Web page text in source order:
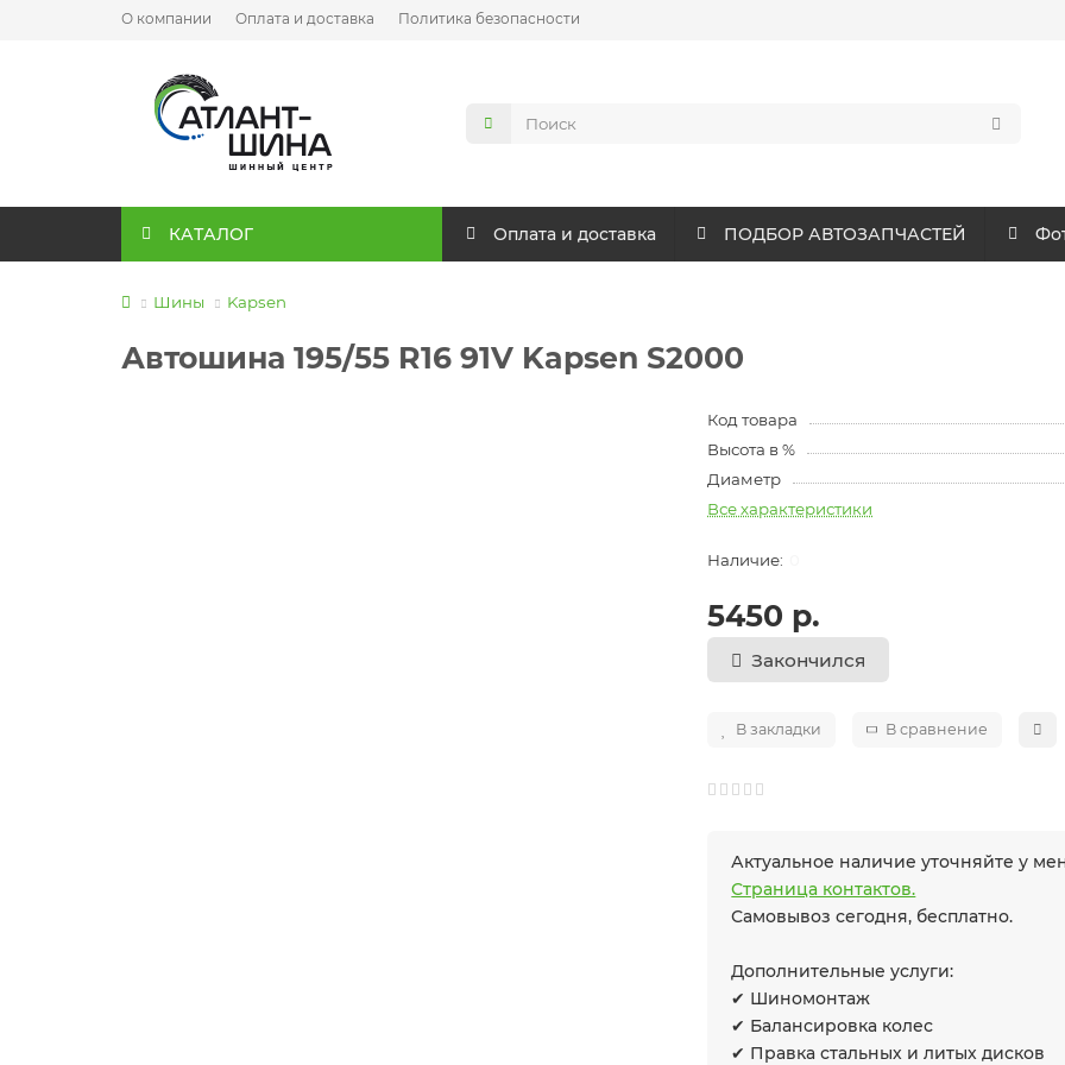
О компании Оплата и доставка Политика безопасности
КАТАЛОГ Оплата и доставка ПОДБОР АВТОЗАПЧАСТЕЙ
Шины Kapsen
Автошина 195/55 R16 91V Kapsen S2000
Код товара
Высота в %
Диаметр
Все характеристики
5450 р.
Закончился
В закладки В сравнение
Актуальное наличие уточняйте у
Страница контактов.
Самовывоз сегодня, бесплатно.
Дополнительные услуги:
✔ Шиномонтаж
✔ Балансировка колес
✔ Правка стальных и литых дисков